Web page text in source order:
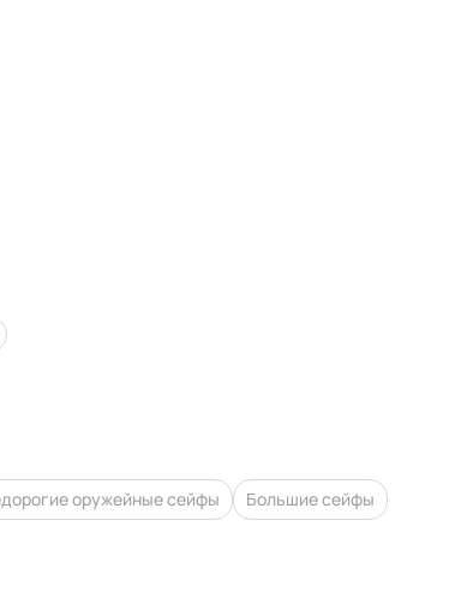
оружейные сейфы
Большие сейфы